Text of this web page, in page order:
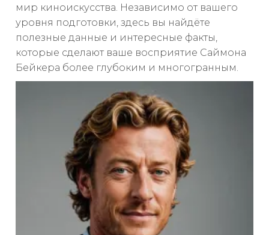
мир киноискусства. Независимо от вашего
уровня подготовки, здесь вы найдёте
полезные данные и интересные факты,
которые сделают ваше восприятие Саймона
Бейкера более глубоким и многогранным.